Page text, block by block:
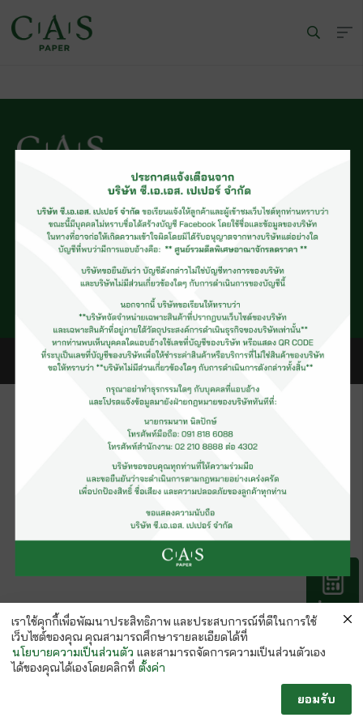
© CAS PAPER All rights Reserved
นโยบายคุ้มครองข้อมูลส่วนบุคคลของ (C.A.S. Privacy Policy)
คำนวณ
กระดาษ
เราใช้คุกกี้เพื่อพัฒนาประสิทธิภาพ และประสบการณ์ที่ดีในการใช้
เว็บไซต์ของคุณ คุณสามารถศึกษารายละเอียดได้ที่
นโยบายความเป็นส่วนตัว และสามารถจัดการความเป็นส่วนตัวเอง
ได้ของคุณได้เองโดยคลิกที่ ตั้งค่า
ยอมรับ